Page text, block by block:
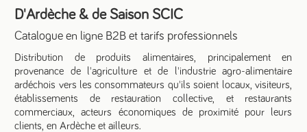
D'Ardèche & de Saison SCIC
Catalogue en ligne B2B et tarifs professionnels
Distribution de produits alimentaires, principalement en
provenance de l'agriculture et de l'industrie agro-alimentaire
ardéchois vers les consommateurs qu'ils soient locaux, visiteurs,
établissements de restauration collective, et restaurants
commerciaux, acteurs économiques de proximité pour leurs
clients, en Ardèche et ailleurs.